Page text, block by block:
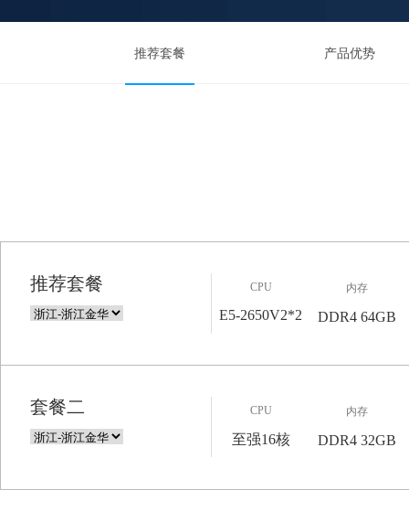
推荐套餐 产品优势
推荐套餐 CPU
E5-2650V2*2
内存
DDR4 64GB
套餐二 CPU
至强16核
内存
DDR4 32GB